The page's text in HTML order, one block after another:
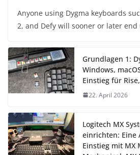
Anyone using Dygma keyboards
2, and Defy will sooner or later
Grundlagen 1:
Windows,
Einstieg für
22. April 2026
Logitech MX
einrichten: Eine
Einstieg mit MX